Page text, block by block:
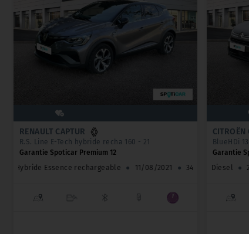
RENAULT CAPTUR
R.S. Line E-Tech hybride recha 160 - 21
Garantie Spoticar Premium 12
Hybride Essence rechargeable
11/08/2021 34 000 km
CITROËN
BlueHDi
Garantie
Diesel
●